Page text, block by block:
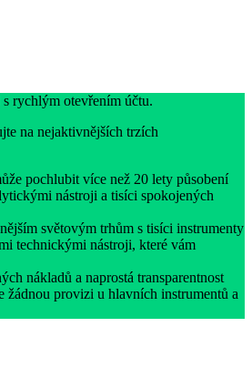
rychlým otevřením účtu.
na nejaktivnějších trzích
pochlubit více než 20 lety působení
nástroji a tisíci spokojených
světovým trhům s tisíci instrumenty
technickými nástroji, které vám
nákladů a naprostá transparentnost
provizi u hlavních instrumentů a